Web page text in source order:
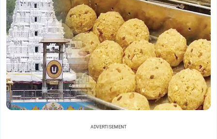
ADVERTISEMENT